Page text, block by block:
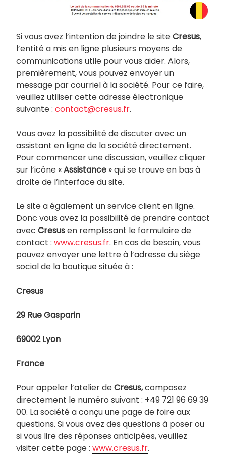
Si vous avez l’intention de joindre le siteCresus,
l’entité a mis en ligne plusieurs moyens de
communications utile pour vous aider. Alors,
premièrement, vous pouvez envoyer un
message par courriel à la société. Pour ce faire,
veuillez utiliser cette adresse électronique
suivante : contact@cresus.fr.
Vous avez la possibilité de discuter avec un
assistant en ligne de la société directement.
Pour commencer une discussion, veuillez cliquer
sur l’icône «Assistance » qui se trouve en bas à
droite de l’interface du site.
Le site a également un service client en ligne.
Donc vous avez la possibilité de prendre contact
avec Cresusen remplissant le formulaire de
contact : www.cresus.fr. En cas de besoin, vous
pouvez envoyer une lettre à l’adresse du siège
social de la boutique située à :
Cresus
29 Rue Gasparin
69002 Lyon
France
Pour appeler l’atelier deCresus,composez
directement le numéro suivant : +49 721 96 69 39
00. La société a conçu une page de foire aux
questions. Si vous avez des questions à poser ou
si vous lire des réponses anticipées, veuillez
visiter cette page : www.cresus.fr.